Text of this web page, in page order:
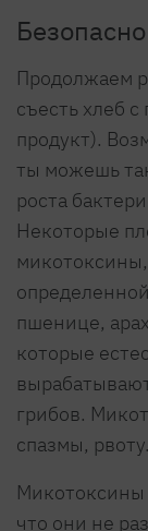
Продолжаем
съесть хлеб
продукт).
ты можешь
роста
Некоторые
микотоксины,
пшенице,
которые
грибов.
спазмы, рвоту.
Микотоксины
что они не